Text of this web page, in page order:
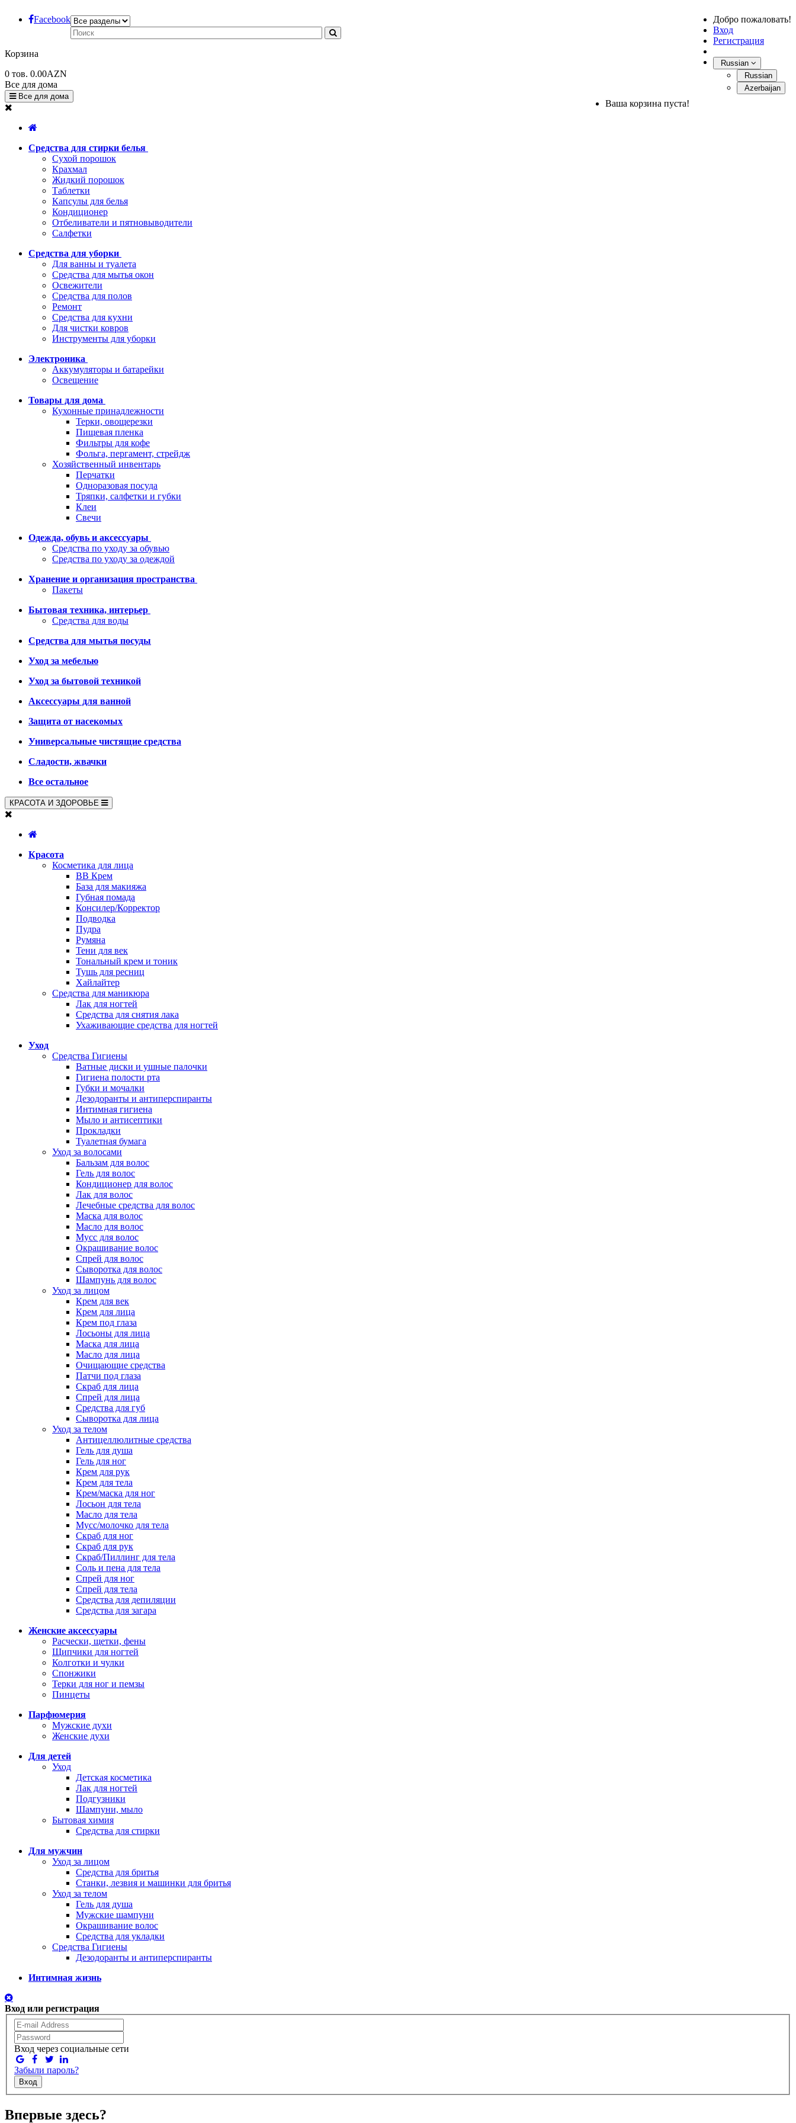
Facebook
Добро пожаловать!
Вход
Регистрация
Russian
Russian
Azerbaijan
Корзина
0 тов. 0.00AZN
Ваша корзина пуста!
Все для дома
Все для дома
Средства для стирки белья
Сухой порошок
Крахмал
Жидкий порошок
Таблетки
Капсулы для белья
Кондиционер
Отбеливатели и пятновыводители
Салфетки
Средства для уборки
Для ванны и туалета
Средства для мытья окон
Освежители
Средства для полов
Ремонт
Средства для кухни
Для чистки ковров
Инструменты для уборки
Электроника
Аккумуляторы и батарейки
Освещение
Товары для дома
Кухонные принадлежности
Терки, овощерезки
Пищевая пленка
Фильтры для кофе
Фольга, пергамент, стрейдж
Хозяйственный инвентарь
Перчатки
Одноразовая посуда
Тряпки, салфетки и губки
Клеи
Свечи
Одежда, обувь и аксессуары
Средства по уходу за обувью
Средства по уходу за одеждой
Хранение и организация пространства
Пакеты
Бытовая техника, интерьер
Средства для воды
Средства для мытья посуды
Уход за мебелью
Уход за бытовой техникой
Аксессуары для ванной
Защита от насекомых
Универсальные чистящие средства
Сладости, жвачки
Все остальное
КРАСОТА И ЗДОРОВЬЕ
Красота
Косметика для лица
BB Крем
База для макияжа
Губная помада
Консилер/Корректор
Подводка
Пудра
Румяна
Тени для век
Тональный крем и тоник
Тушь для ресниц
Хайлайтер
Средства для маникюра
Лак для ногтей
Средства для снятия лака
Ухаживающие средства для ногтей
Уход
Средства Гигиены
Ватные диски и ушные палочки
Гигиена полости рта
Губки и мочалки
Дезодоранты и антиперспиранты
Интимная гигиена
Мыло и антисептики
Прокладки
Туалетная бумага
Уход за волосами
Бальзам для волос
Гель для волос
Кондиционер для волос
Лак для волос
Лечебные средства для волос
Маска для волос
Масло для волос
Мусс для волос
Окрашивание волос
Спрей для волос
Сыворотка для волос
Шампунь для волос
Уход за лицом
Крем для век
Крем для лица
Крем под глаза
Лосьоны для лица
Маска для лица
Масло для лица
Очищающие средства
Патчи под глаза
Скраб для лица
Спрей для лица
Средства для губ
Сыворотка для лица
Уход за телом
Антицеллюлитные средства
Гель для душа
Гель для ног
Крем для рук
Крем для тела
Крем/маска для ног
Лосьон для тела
Масло для тела
Мусс/молочко для тела
Скраб для ног
Скраб для рук
Скраб/Пиллинг для тела
Соль и пена для тела
Спрей для ног
Спрей для тела
Средства для депиляции
Средства для загара
Женские аксессуары
Расчески, щетки, фены
Щипчики для ногтей
Колготки и чулки
Спонжики
Терки для ног и пемзы
Пинцеты
Парфюмерия
Мужские духи
Женские духи
Для детей
Уход
Детская косметика
Лак для ногтей
Подгузники
Шампуни, мыло
Бытовая химия
Средства для стирки
Для мужчин
Уход за лицом
Средства для бритья
Станки, лезвия и машинки для бритья
Уход за телом
Гель для душа
Мужские шампуни
Окрашивание волос
Средства для укладки
Средства Гигиены
Дезодоранты и антиперспиранты
Интимная жизнь
Вход или регистрация
Вход через социальные сети
Забыли пароль?
Вход
Впервые здесь?